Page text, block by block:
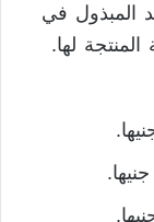
المبذول في
لها.